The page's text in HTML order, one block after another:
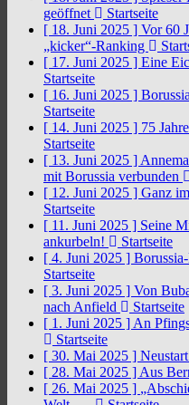
geöffnet
Startseite
[ 18. Juni 2025 ] Vor 60
„kicker“-Ranking
[ 17. Juni 2025 ] Eine
Startseite
[ 16. Juni 2025 ]
Startseite
[ 14. Juni 2025 ] 75
Startseite
[ 13. Juni 2025 ]
mit Borussia verbunden
[ 12. Juni 2025 ] Ganz
Startseite
[ 11. Juni 2025 ] Seine
ankurbeln!
Startseite
[ 4. Juni 2025 ]
Startseite
[ 3. Juni 2025 ] Von
nach Anfield
Startseite
[ 1. Juni 2025 ] An
Startseite
[ 30. Mai 2025 ]
[ 28. Mai 2025 ] Aus
[ 26. Mai 2025 ]